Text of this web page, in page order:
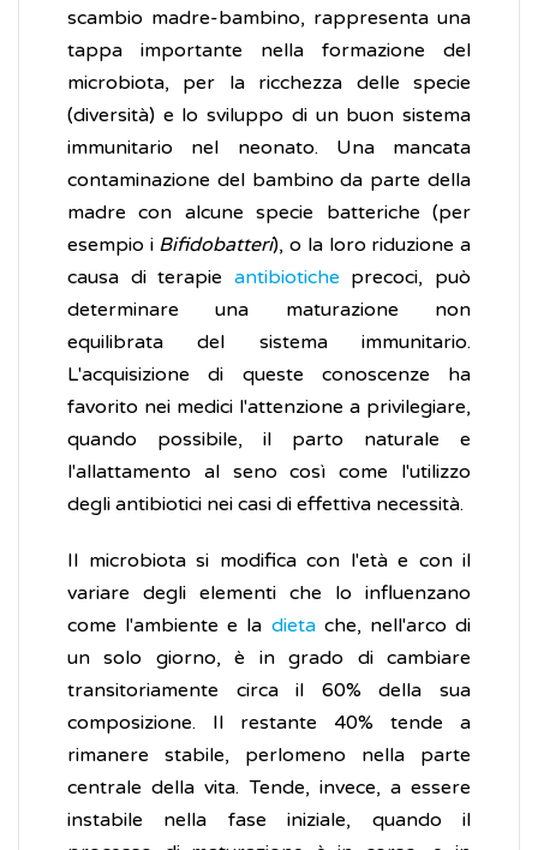
scambio madre-bambino, rappresenta una
tappa importante nella formazione del
microbiota, per la ricchezza delle specie
(diversità) e lo sviluppo di un buon sistema
immunitario nel neonato. Una mancata
contaminazione del bambino da parte della
madre con alcune specie batteriche (per
esempio i Bifidobatteri), o la loro riduzione a
causa di terapie antibiotiche precoci, può
determinare una maturazione non
equilibrata del sistema immunitario.
L'acquisizione di queste conoscenze ha
favorito nei medici l'attenzione a privilegiare,
quando possibile, il parto naturale e
l'allattamento al seno così come l'utilizzo
degli antibiotici nei casi di effettiva necessità.
Il microbiota si modifica con l'età e con il
variare degli elementi che lo influenzano
come l'ambiente e la dietache, nell'arco di
un solo giorno, è in grado di cambiare
transitoriamente circa il 60% della sua
composizione. Il restante 40% tende a
rimanere stabile, perlomeno nella parte
centrale della vita. Tende, invece, a essere
instabile nella fase iniziale, quando il